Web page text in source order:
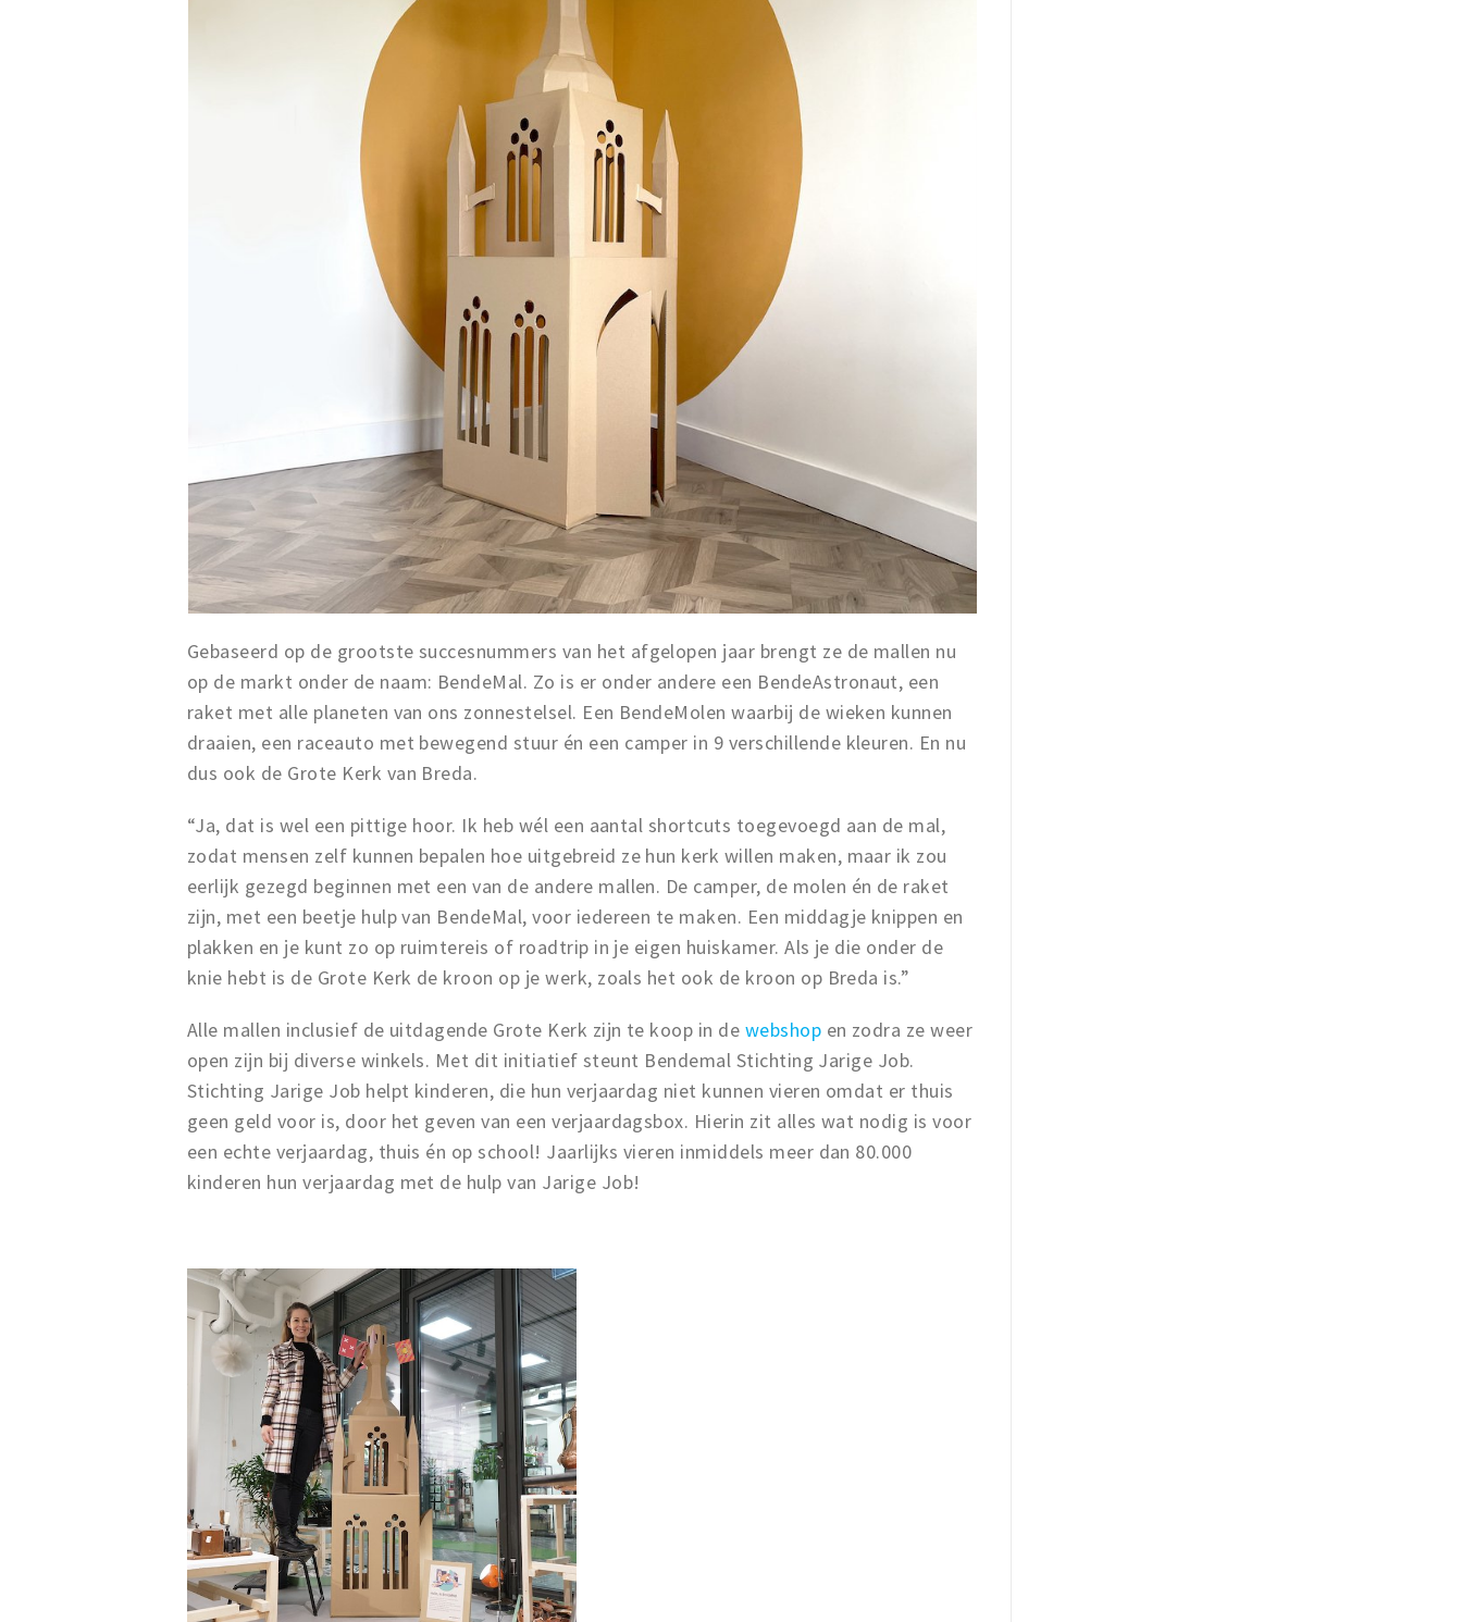
Gebaseerd op de grootste succesnummers van het afgelopen jaar brengt ze de mallen nu
op de markt onder de naam: BendeMal. Zo is er onder andere een BendeAstronaut, een
raket met alle planeten van ons zonnestelsel. Een BendeMolen waarbij de wieken kunnen
draaien, een raceauto met bewegend stuur én een camper in 9 verschillende kleuren. En nu
dus ook de Grote Kerk van Breda.
“Ja, dat is wel een pittige hoor. Ik heb wél een aantal shortcuts toegevoegd aan de mal,
zodat mensen zelf kunnen bepalen hoe uitgebreid ze hun kerk willen maken, maar ik zou
eerlijk gezegd beginnen met een van de andere mallen. De camper, de molen én de raket
zijn, met een beetje hulp van BendeMal, voor iedereen te maken. Een middagje knippen en
plakken en je kunt zo op ruimtereis of roadtrip in je eigen huiskamer. Als je die onder de
knie hebt is de Grote Kerk de kroon op je werk, zoals het ook de kroon op Breda is.”
Alle mallen inclusief de uitdagende Grote Kerk zijn te koop in de webshop en zodra ze weer
open zijn bij diverse winkels. Met dit initiatief steunt Bendemal Stichting Jarige Job.
Stichting Jarige Job helpt kinderen, die hun verjaardag niet kunnen vieren omdat er thuis
geen geld voor is, door het geven van een verjaardagsbox. Hierin zit alles wat nodig is voor
een echte verjaardag, thuis én op school! Jaarlijks vieren inmiddels meer dan 80.000
kinderen hun verjaardag met de hulp van Jarige Job!